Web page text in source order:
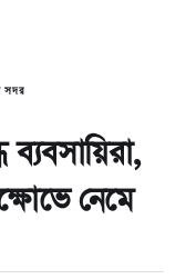
সদর
ব্যবসায়িরা,
নেমে